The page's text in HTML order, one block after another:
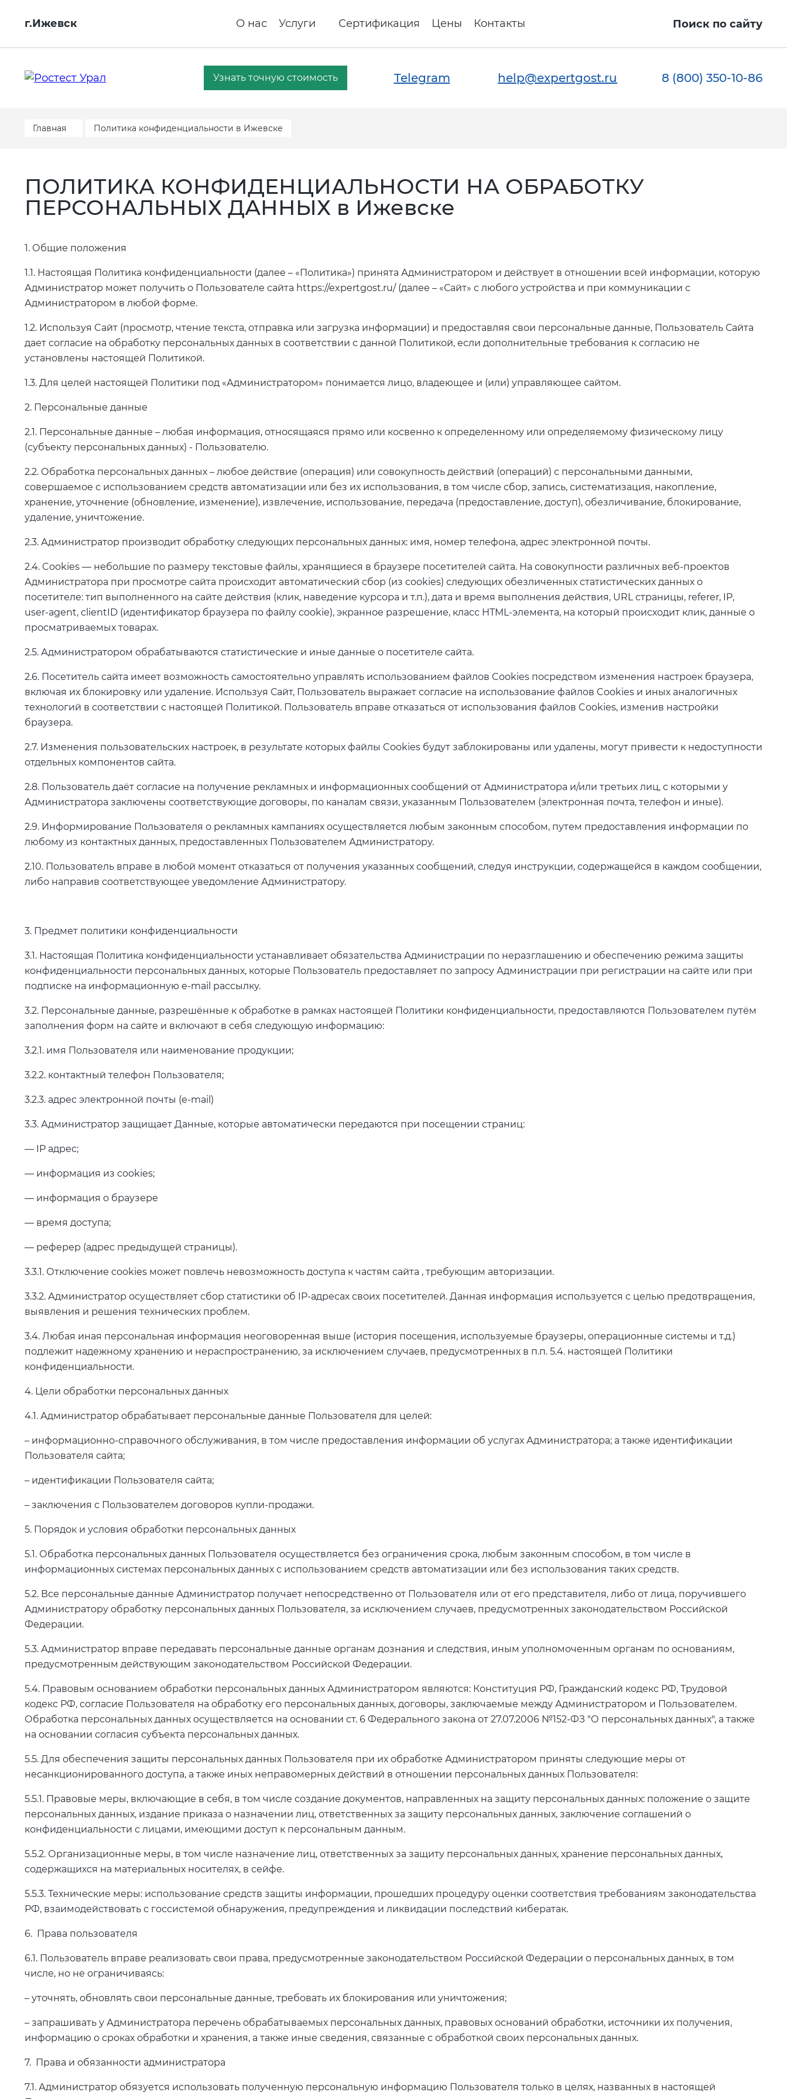
г.Ижевск О нас Услуги Сертификация Цены Контакты Поиск по сайту
Узнать точную стоимость Telegram help@expertgost.ru 8 (800) 350-10-86
Главная Политика конфиденциальности в Ижевске
ПОЛИТИКА КОНФИДЕНЦИАЛЬНОСТИ НА ОБРАБОТКУ
ПЕРСОНАЛЬНЫХ ДАННЫХ в Ижевске
1. Общие положения
1.1. Настоящая Политика конфиденциальности (далее – «Политика») принята Администратором и действует в отношении всей информации, которую
Администратор может получить о Пользователе сайта https://expertgost.ru/ (далее – «Сайт» с любого устройства и при коммуникации с
Администратором в любой форме.
1.2. Используя Cайт (просмотр, чтение текста, отправка или загрузка информации) и предоставляя свои персональные данные, Пользователь Сайта
дает согласие на обработку персональных данных в соответствии с данной Политикой, если дополнительные требования к согласию не
установлены настоящей Политикой.
1.3. Для целей настоящей Политики под «Администратором» понимается лицо, владеющее и (или) управляющее сайтом.
2. Персональные данные
2.1. Персональные данные – любая информация, относящаяся прямо или косвенно к определенному или определяемому физическому лицу
(субъекту персональных данных) - Пользователю.
2.2. Обработка персональных данных – любое действие (операция) или совокупность действий (операций) с персональными данными,
совершаемое с использованием средств автоматизации или без их использования, в том числе сбор, запись, систематизация, накопление,
хранение, уточнение (обновление, изменение), извлечение, использование, передача (предоставление, доступ), обезличивание, блокирование,
удаление, уничтожение.
2.3. Администратор производит обработку следующих персональных данных: имя, номер телефона, адрес электронной почты.
2.4. Cookies — небольшие по размеру текстовые файлы, хранящиеся в браузере посетителей сайта. На совокупности различных веб‑проектов
Администратора при просмотре сайта происходит автоматический сбор (из cookies) следующих обезличенных статистических данных о
посетителе: тип выполненного на сайте действия (клик, наведение курсора и т.п.), дата и время выполнения действия, URL страницы, referer, IP,
user‑agent, clientID (идентификатор браузера по файлу cookie), экранное разрешение, класс HTML‑элемента, на который происходит клик, данные о
просматриваемых товарах.
2.5. Администратором обрабатываются статистические и иные данные о посетителе сайта.
2.6. Посетитель сайта имеет возможность самостоятельно управлять использованием файлов Cookies посредством изменения настроек браузера,
включая их блокировку или удаление. Используя Сайт, Пользователь выражает согласие на использование файлов Cookies и иных аналогичных
технологий в соответствии с настоящей Политикой. Пользователь вправе отказаться от использования файлов Cookies, изменив настройки
браузера.
2.7. Изменения пользовательских настроек, в результате которых файлы Cookies будут заблокированы или удалены, могут привести к недоступности
отдельных компонентов сайта.
2.8. Пользователь даёт согласие на получение рекламных и информационных сообщений от Администратора и/или третьих лиц, с которыми у
Администратора заключены соответствующие договоры, по каналам связи, указанным Пользователем (электронная почта, телефон и иные).
2.9. Информирование Пользователя о рекламных кампаниях осуществляется любым законным способом, путем предоставления информации по
любому из контактных данных, предоставленных Пользователем Администратору.
2.10. Пользователь вправе в любой момент отказаться от получения указанных сообщений, следуя инструкции, содержащейся в каждом сообщении,
либо направив соответствующее уведомление Администратору.
3. Предмет политики конфиденциальности
3.1. Настоящая Политика конфиденциальности устанавливает обязательства Администрации по неразглашению и обеспечению режима защиты
конфиденциальности персональных данных, которые Пользователь предоставляет по запросу Администрации при регистрации на сайте или при
подписке на информационную e-mail рассылку.
3.2. Персональные данные, разрешённые к обработке в рамках настоящей Политики конфиденциальности, предоставляются Пользователем путём
заполнения форм на сайте и включают в себя следующую информацию:
3.2.1. имя Пользователя или наименование продукции;
3.2.2. контактный телефон Пользователя;
3.2.3. адрес электронной почты (e-mail)
3.3. Администратор защищает Данные, которые автоматически передаются при посещении страниц:
— IP адрес;
— информация из cookies;
— информация о браузере
— время доступа;
— реферер (адрес предыдущей страницы).
3.3.1. Отключение cookies может повлечь невозможность доступа к частям сайта , требующим авторизации.
3.3.2. Администратор осуществляет сбор статистики об IP-адресах своих посетителей. Данная информация используется с целью предотвращения,
выявления и решения технических проблем.
3.4. Любая иная персональная информация неоговоренная выше (история посещения, используемые браузеры, операционные системы и т.д.)
подлежит надежному хранению и нераспространению, за исключением случаев, предусмотренных в п.п. 5.4. настоящей Политики
конфиденциальности.
4. Цели обработки персональных данных
4.1. Администратор обрабатывает персональные данные Пользователя для целей:
– информационно-справочного обслуживания, в том числе предоставления информации об услугах Администратора; а также идентификации
Пользователя сайта;
– идентификации Пользователя сайта;
– заключения с Пользователем договоров купли-продажи.
5. Порядок и условия обработки персональных данных
5.1. Обработка персональных данных Пользователя осуществляется без ограничения срока, любым законным способом, в том числе в
информационных системах персональных данных с использованием средств автоматизации или без использования таких средств.
5.2. Все персональные данные Администратор получает непосредственно от Пользователя или от его представителя, либо от лица, поручившего
Администратору обработку персональных данных Пользователя, за исключением случаев, предусмотренных законодательством Российской
Федерации.
5.3. Администратор вправе передавать персональные данные органам дознания и следствия, иным уполномоченным органам по основаниям,
предусмотренным действующим законодательством Российской Федерации.
5.4. Правовым основанием обработки персональных данных Администратором являются: Конституция РФ, Гражданский кодекс РФ, Трудовой
кодекс РФ, согласие Пользователя на обработку его персональных данных, договоры, заключаемые между Администратором и Пользователем.
Обработка персональных данных осуществляется на основании ст. 6 Федерального закона от 27.07.2006 №152-ФЗ "О персональных данных", а также
на основании согласия субъекта персональных данных.
5.5. Для обеспечения защиты персональных данных Пользователя при их обработке Администратором приняты следующие меры от
несанкционированного доступа, а также иных неправомерных действий в отношении персональных данных Пользователя:
5.5.1. Правовые меры, включающие в себя, в том числе создание документов, направленных на защиту персональных данных: положение о защите
персональных данных, издание приказа о назначении лиц, ответственных за защиту персональных данных, заключение соглашений о
конфиденциальности с лицами, имеющими доступ к персональным данным.
5.5.2. Организационные меры, в том числе назначение лиц, ответственных за защиту персональных данных, хранение персональных данных,
содержащихся на материальных носителях, в сейфе.
5.5.3. Технические меры: использование средств защиты информации, прошедших процедуру оценки соответствия требованиям законодательства
РФ, взаимодействовать с госсистемой обнаружения, предупреждения и ликвидации последствий кибератак.
6. Права пользователя
6.1. Пользователь вправе реализовать свои права, предусмотренные законодательством Российской Федерации о персональных данных, в том
числе, но не ограничиваясь:
– уточнять, обновлять свои персональные данные, требовать их блокирования или уничтожения;
– запрашивать у Администратора перечень обрабатываемых персональных данных, правовых оснований обработки, источники их получения,
информацию о сроках обработки и хранения, а также иные сведения, связанные с обработкой своих персональных данных.
7. Права и обязанности администратора
7.1. Администратор обязуется использовать полученную персональную информацию Пользователя только в целях, названных в настоящей